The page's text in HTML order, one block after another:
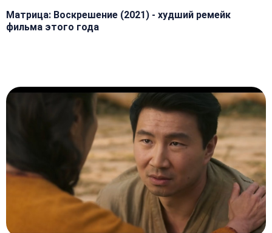
Матрица: Воскрешение (2021) - худший ремейк
фильма этого года